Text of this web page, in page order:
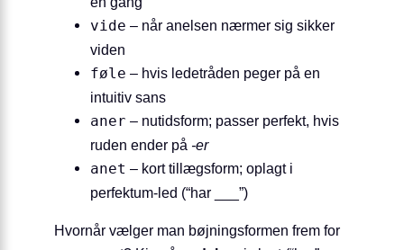
vide – når anelsen nærmer sig sikker
viden
føle – hvis lede­tråden peger på en
intuitiv sans
aner – nutidsform; passer perfekt, hvis
ruden ender på -er
anet – kort tillægsform; oplagt i
perfektum-led (“har ___”)
Hvornår vælger man bøjningsformen frem for